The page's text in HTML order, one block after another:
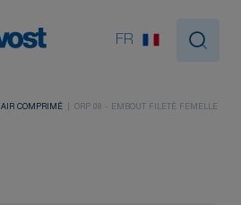
FR
AIR COMPRIMÉ ORP 08 - EMBOUT FILETÉ FEMELLE